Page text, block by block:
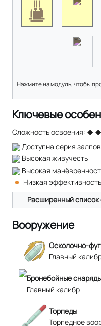
Нажмите на модуль, чтобы
Ключевые
Сложность освоения:
Доступна серия залпов
Высокая живучесть
Высокая
Низкая
Расширенный список
Вооружение
Осколочно-
Главный
Бронебойные
Главный калибр
Торпеды
Торпедное